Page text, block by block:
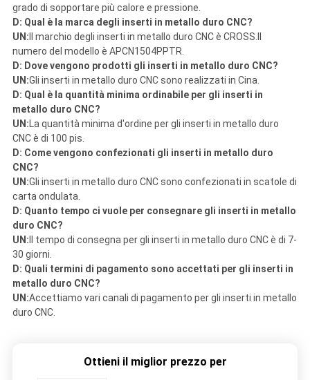
grado di sopportare più calore e pressione.
D: Qual è la marca degli inserti in metallo duro CNC?
UN: Il marchio degli inserti in metallo duro CNC è CROSS.Il
numero del modello è APCN1504PPTR.
D: Dove vengono prodotti gli inserti in metallo duro CNC?
UN:Gli inserti in metallo duro CNC sono realizzati in Cina.
D: Qual è la quantità minima ordinabile per gli inserti in
metallo duro CNC?
UN:La quantità minima d'ordine per gli inserti in metallo duro
CNC è di 100 pis.
D: Come vengono confezionati gli inserti in metallo duro
CNC?
UN:Gli inserti in metallo duro CNC sono confezionati in scatole di
carta ondulata.
D: Quanto tempo ci vuole per consegnare gli inserti in metallo
duro CNC?
UN: Il tempo di consegna per gli inserti in metallo duro CNC è di 7-
30 giorni.
D: Quali termini di pagamento sono accettati per gli inserti in
metallo duro CNC?
UN:Accettiamo vari canali di pagamento per gli inserti in metallo
duro CNC.
Ottieni il miglior prezzo per